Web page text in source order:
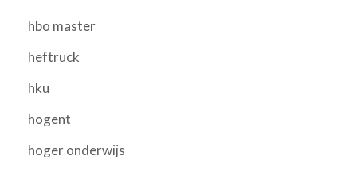
hbo master
heftruck
hku
hogent
hoger onderwijs